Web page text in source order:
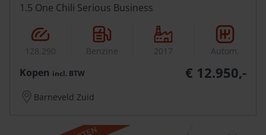
1.5 One Chili Serious Business
128.290 Benzine 2017 Autom.
Kopen incl. BTW € 12.950,-
Barneveld Zuid